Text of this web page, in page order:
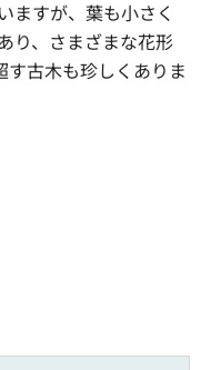
ますが、葉も小さく
り、さまざまな花形
す古木も珍しくありま